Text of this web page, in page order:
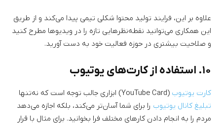
علاوه بر این، فرایند تولید محتوا شکلی تیمی پیدا می‌کند و از طریق
این همکاری می‌توانید نقطه‌نظرهایی تازه را در ویدیوها مطرح کنید
و صلاحیت بیشتری در حوزه فعالیت خود به دست آورید.
۱۰. استفاده از کارت‌های یوتیوب
کارت یوتیوب (YouTube Card) ابزاری جالب توجه است که نه‌تنها
تبلیغ کانال یوتیوب را برای شما آسان‌تر می‌کند، بلکه اجازه می‌دهد
مردم را به انجام دادن کارهای مختلف فرا بخوانید. برای مثال با قرار